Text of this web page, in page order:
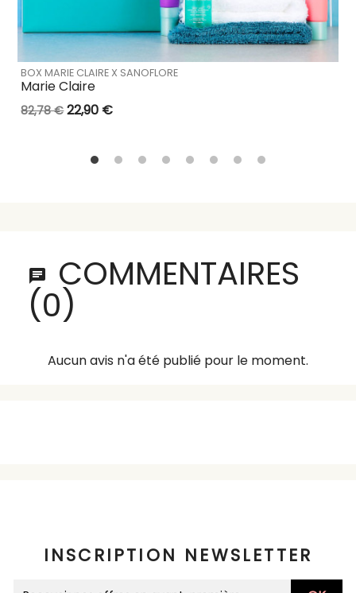
BOX MARIE CLAIRE X SANOFLORE
Marie Claire
82,78 € 22,90 €
COMMENTAIRES
(0)
Aucun avis n'a été publié pour le moment.
INSCRIPTION NEWSLETTER